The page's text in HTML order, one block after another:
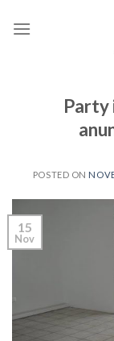
Party
POSTED ON
15
Nov